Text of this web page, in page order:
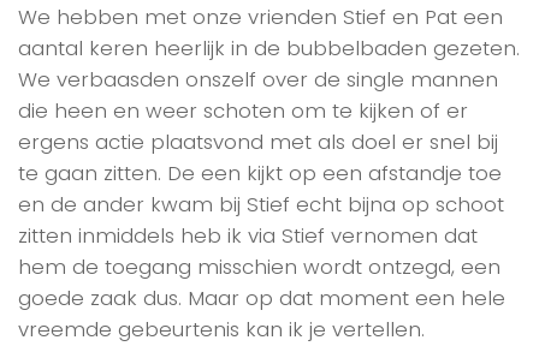
We hebben met onze vrienden Stief en Pat een
aantal keren heerlijk in de bubbelbaden gezeten.
We verbaasden onszelf over de single mannen
die heen en weer schoten om te kijken of er
ergens actie plaatsvond met als doel er snel bij
te gaan zitten. De een kijkt op een afstandje toe
en de ander kwam bij Stief echt bijna op schoot
zitten inmiddels heb ik via Stief vernomen dat
hem de toegang misschien wordt ontzegd, een
goede zaak dus. Maar op dat moment een hele
vreemde gebeurtenis kan ik je vertellen.